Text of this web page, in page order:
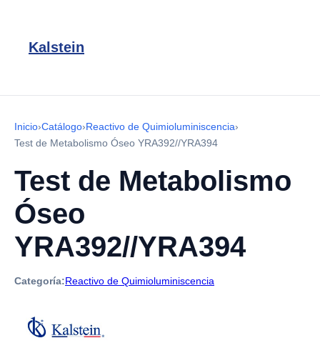
Kalstein
Inicio›Catálogo›Reactivo de Quimioluminiscencia›
Test de Metabolismo Óseo YRA392//YRA394
Test de Metabolismo
Óseo
YRA392//YRA394
Categoría:Reactivo de Quimioluminiscencia